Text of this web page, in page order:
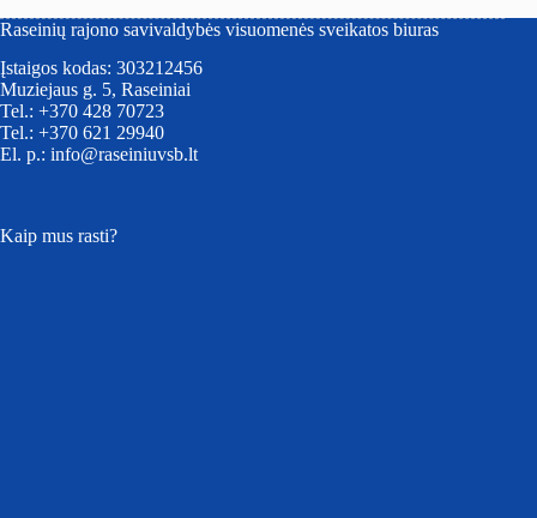
Raseinių rajono savivaldybės visuomenės sveikatos biuras
Įstaigos kodas: 303212456
Muziejaus g. 5, Raseiniai
Tel.: +370 428 70723
Tel.: +370 621 29940
El. p.: info@raseiniuvsb.lt
Kaip mus rasti?